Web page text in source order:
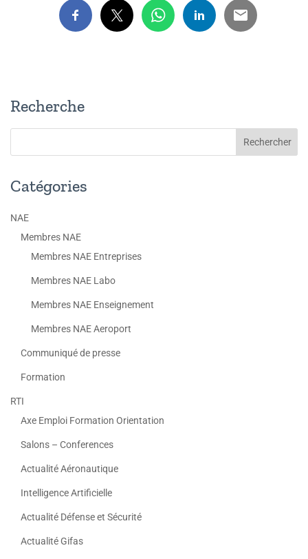
Recherche
Catégories
NAE
Membres NAE
Membres NAE Entreprises
Membres NAE Labo
Membres NAE Enseignement
Membres NAE Aeroport
Communiqué de presse
Formation
RTI
Axe Emploi Formation Orientation
Salons – Conferences
Actualité Aéronautique
Intelligence Artificielle
Actualité Défense et Sécurité
Actualité Gifas